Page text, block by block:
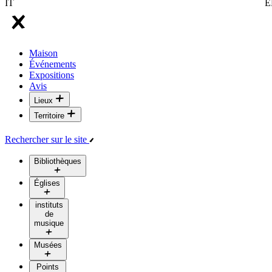
IT
Maison
Événements
Expositions
Avis
Lieux
Territoire
Rechercher sur le site
Bibliothèques
Églises
instituts
de
musique
Musées
Points